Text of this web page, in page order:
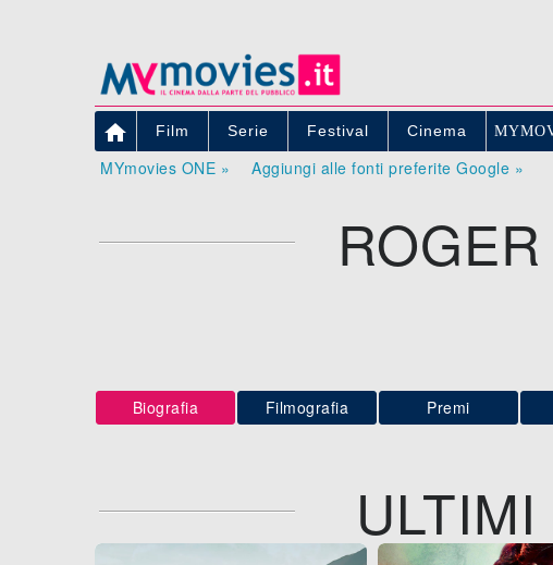
 Film Serie Festival Cinema
MYmovies ONE » Aggiungi alle fonti preferite Google »
Biografia Filmografia Premi